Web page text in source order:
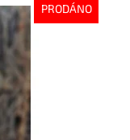
PRODÁNO